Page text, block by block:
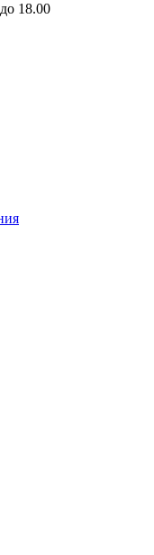
18.00